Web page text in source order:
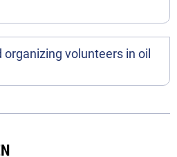
volunteers in oil